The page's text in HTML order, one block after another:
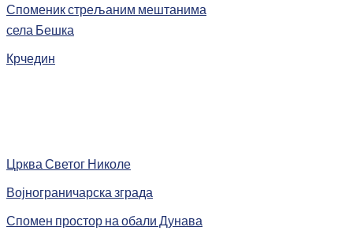
Споменик стрељаним мештанима
села Бешка
Крчедин
Црква Светог Николе
Војнограничарска зграда
Спомен простор на обали Дунава